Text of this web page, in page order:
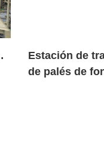
Estación de
de palés de